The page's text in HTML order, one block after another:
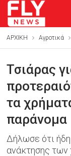
ΑΡΧΙΚΗ Αγροτικά
Τσιάρας
τα
παράνομα
Δήλωσε ότι ήδη
ανάκτησης